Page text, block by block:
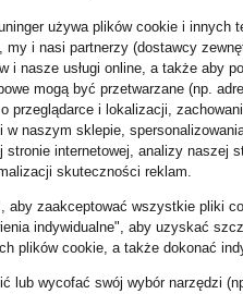
870 zł
używa plików cookie i innych
my i nasi partnerzy (dostawcy
i nasze usługi online, a także aby
mogą być przetwarzane (np.
przeglądarce i lokalizacji,
w naszym sklepie,
stronie internetowej, analizy naszej
skuteczności reklam.
aby zaakceptować wszystkie pliki
indywidualne", aby uzyskać
plików cookie, a także dokonać
lub wycofać swój wybór narzędzi